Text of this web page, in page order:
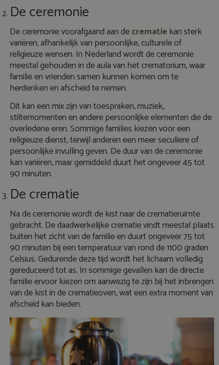
De ceremonie
De ceremonie voorafgaand aan decrematie kan sterk
variëren, afhankelijk van persoonlijke, culturele of
religieuze wensen. In Nederland wordt de ceremonie
meestal gehouden in de aula van het crematorium, waar
familie en vrienden samen kunnen komen om te
herdenken en afscheid te nemen.
Dit kan een mix zijn van toespraken, muziek,
stiltemomenten en andere persoonlijke elementen die de
overledene eren. Sommige families kiezen voor een
religieuze dienst, terwijl anderen een meer seculiere of
persoonlijke invulling geven. De duur van de ceremonie
kan variëren, maar gemiddeld duurt het ongeveer 45 tot
90 minuten.
De crematie
Na de ceremonie wordt de kist naar de crematieruimte
gebracht. De daadwerkelijke crematie vindt meestal plaats
buiten het zicht van de familie en duurt ongeveer 75 tot
90 minuten bij een temperatuur van rond de 1100 graden
Celsius. Gedurende deze tijd wordt het lichaam volledig
gereduceerd tot as. In sommige gevallen kan de directe
familie ervoor kiezen om aanwezig te zijn bij het inbrengen
van de kist in de crematieoven, wat een extra moment van
afscheid kan bieden.